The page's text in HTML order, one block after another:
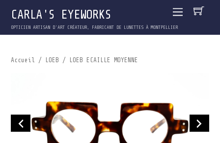
CARLA'S EYEWORKS
OPTICIEN ARTISAN D'ART CRÉATEUR, FABRICANT DE LUNETTES À MONTPELLIER
Accueil / LOEB / LOEB ECAILLE MOYENNE